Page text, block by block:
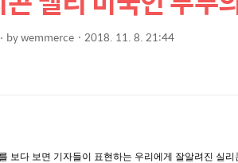
bywemmerce 2018. 11. 8. 21:44
보다 보면 기자들이 표현하는 우리에게 잘알려진 실